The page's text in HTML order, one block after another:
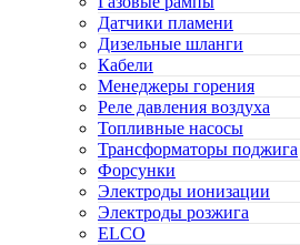
Датчики пламени
Дизельные шланги
Кабели
Менеджеры горения
Реле давления воздуха
Топливные насосы
Трансформаторы поджига
Форсунки
Электроды ионизации
Электроды розжига
ELCO